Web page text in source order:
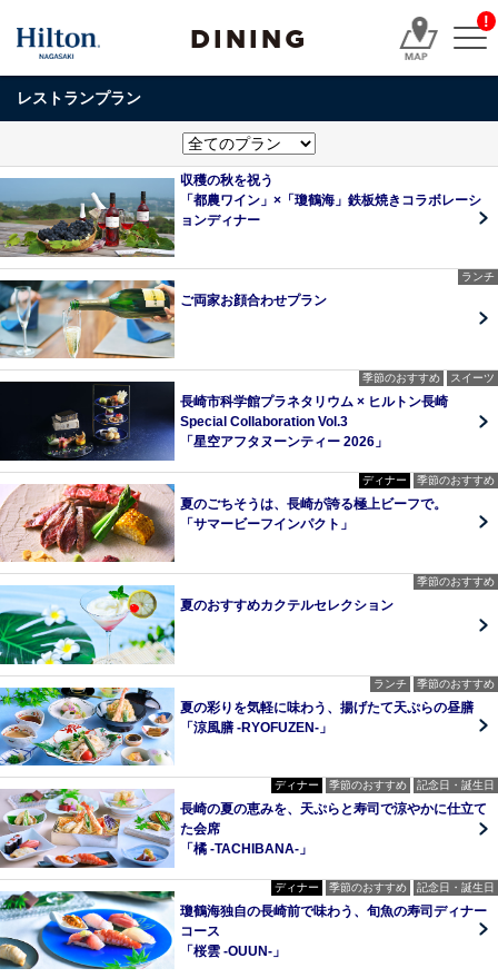
DINING
!
レストランプラン
収穫の秋を祝う
「都農ワイン」×「瓊鶴海」鉄板焼きコラボレーシ
ョンディナー
ランチ
ご両家お顔合わせプラン
季節のおすすめ スイーツ
長崎市科学館プラネタリウム × ヒルトン長崎
Special Collaboration Vol.3
「星空アフタヌーンティー 2026」
ディナー 季節のおすすめ
夏のごちそうは、長崎が誇る極上ビーフで。
「サマービーフインパクト」
季節のおすすめ
夏のおすすめカクテルセレクション
ランチ 季節のおすすめ
夏の彩りを気軽に味わう、揚げたて天ぷらの昼膳
「涼風膳 -RYOFUZEN-」
ディナー 季節のおすすめ 記念日・誕生日
長崎の夏の恵みを、天ぷらと寿司で涼やかに仕立て
た会席
「橘 -TACHIBANA-」
ディナー 季節のおすすめ 記念日・誕生日
瓊鶴海独自の長崎前で味わう、旬魚の寿司ディナー
コース
「桜雲 -OUUN-」